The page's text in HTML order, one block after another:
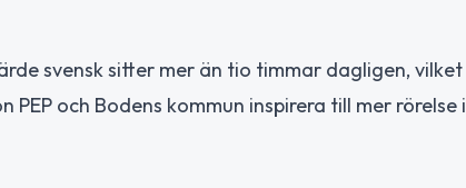
svensk sitter mer än tio timmar dagligen,
och Bodens kommun inspirera till mer